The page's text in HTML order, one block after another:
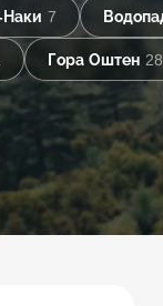
Наки 7
Гора Оштен 28